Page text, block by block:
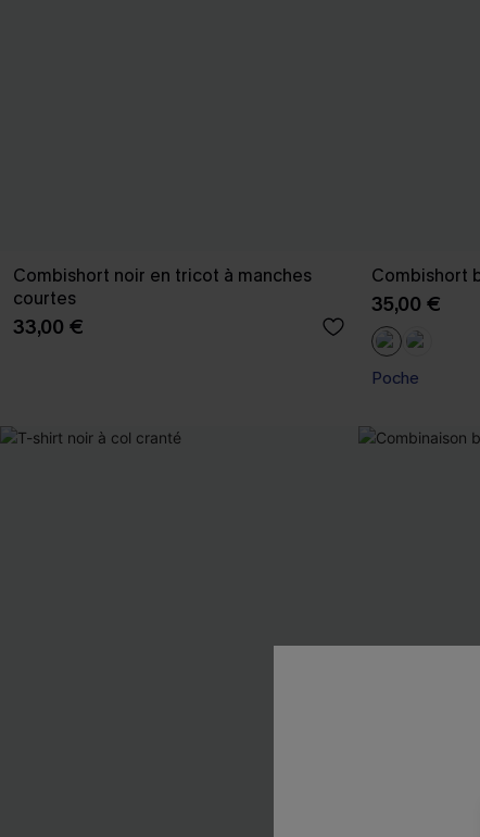
Combishort noir en tricot à manches
courtes
33,00 €
Combishort
35,00 €
Poche